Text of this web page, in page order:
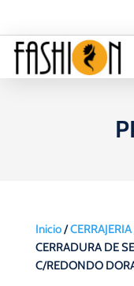
Inicio/CERRAJERIA
CERRADURA DE
C/REDONDO